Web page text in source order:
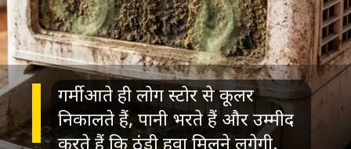
गर्मी आते ही लोग स्टोर से कूलर
निकालते हैं, पानी भरते हैं और उम्मीद
करते हैं कि ठंडी हवा मिलने लगेगी.